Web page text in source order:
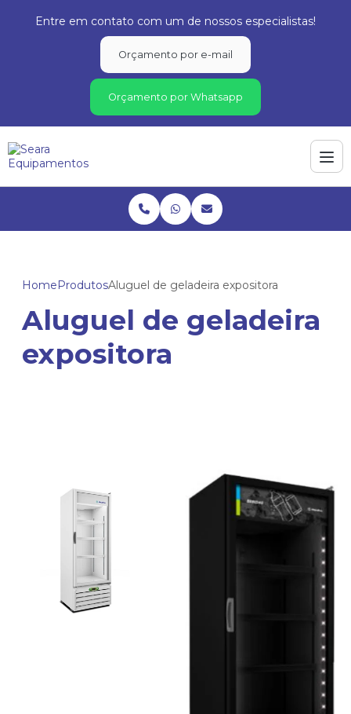
Entre em contato com um de nossos especialistas!
Orçamento por e-mail
Orçamento por Whatsapp
HomeProdutosAluguel de geladeira expositora
Aluguel de geladeira
expositora